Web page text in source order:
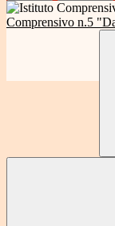
Comprensivo n.5